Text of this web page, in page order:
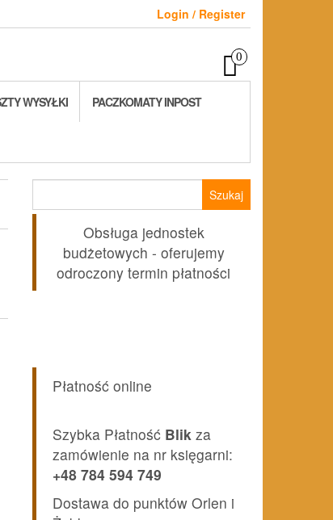
Login / Register
0
WYSYŁKI PACZKOMATY INPOST
Obsługa jednostek
budżetowych - oferujemy
odroczony termin płatności
Płatność online
Szybka Płatność Blik za
zamówienie na nr księgarni:
+48 784 594 749
Dostawa do punktów Orlen i